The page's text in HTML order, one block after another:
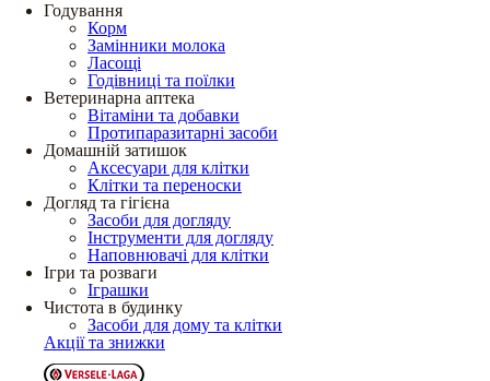
Годування
Корм
Замінники молока
Ласощі
Годівниці та поїлки
Ветеринарна аптека
Вітаміни та добавки
Протипаразитарні засоби
Домашній затишок
Аксесуари для клітки
Клітки та переноски
Догляд та гігієна
Засоби для догляду
Інструменти для догляду
Наповнювачі для клітки
Ігри та розваги
Іграшки
Чистота в будинку
Засоби для дому та клітки
Акції та знижки